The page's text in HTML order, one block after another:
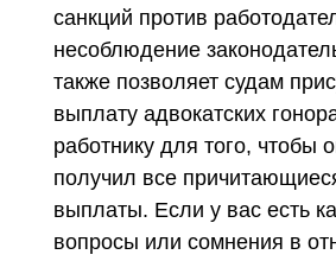
санкций против
несоблюдение
также позволяет судам
выплату адвокатских
работнику для того, чтобы
получил все
выплаты. Если у вас есть
вопросы или сомнения в